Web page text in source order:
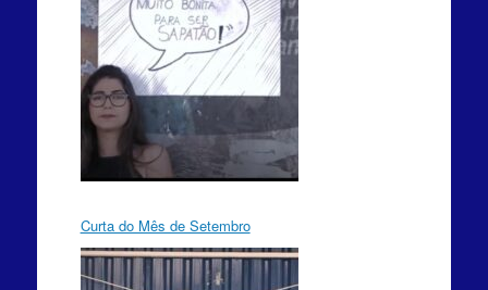
Curta do Mês de Setembro